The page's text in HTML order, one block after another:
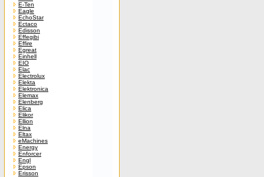
E-Ten
Eagle
EchoStar
Ectaco
Edisson
Effegibi
Effire
Egreat
Einhell
EIO
Elac
Electrolux
Elekta
Elektronica
Elemax
Elenberg
Elica
Elikor
Ellion
Elna
Eltax
eMachines
Energy
Enforcer
Engl
Epson
Erisson